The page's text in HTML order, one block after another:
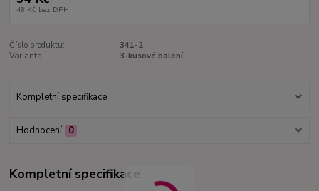
48 Kč bez DPH
Číslo produktu:
341-2
Varianta:
3-kusové balení
Kompletní specifikace
Hodnocení 0
Kompletní specifikace